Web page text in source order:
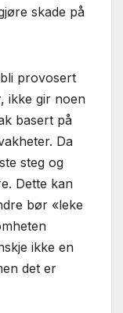
skade på
provosert
ikke gir noen
basert på
Da
steg og
Dette kan
bør «leke
ikke en
det er